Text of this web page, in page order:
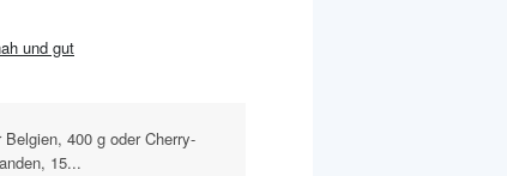
und gut
400 g oder Cherry-
15...